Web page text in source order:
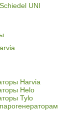
UNI
Harvia
Helo
Tylo